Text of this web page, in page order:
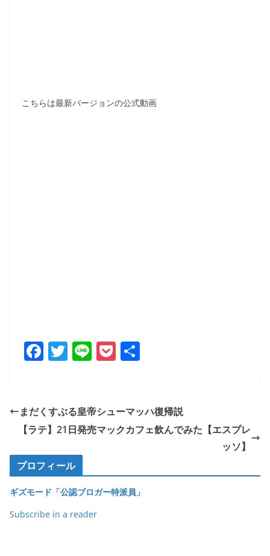
こちらは最新バージョンの公式動画
F
e
b
o
k
T
er
Li P
et
まだくすぶる皇帝シューマッハ復帰説
【ラテ】21日発売マックカフェ飲んでみた【エスプレ
ッソ】
プロフィール
ギズモード「公認ブロガー特派員」
Subscribe in a reader